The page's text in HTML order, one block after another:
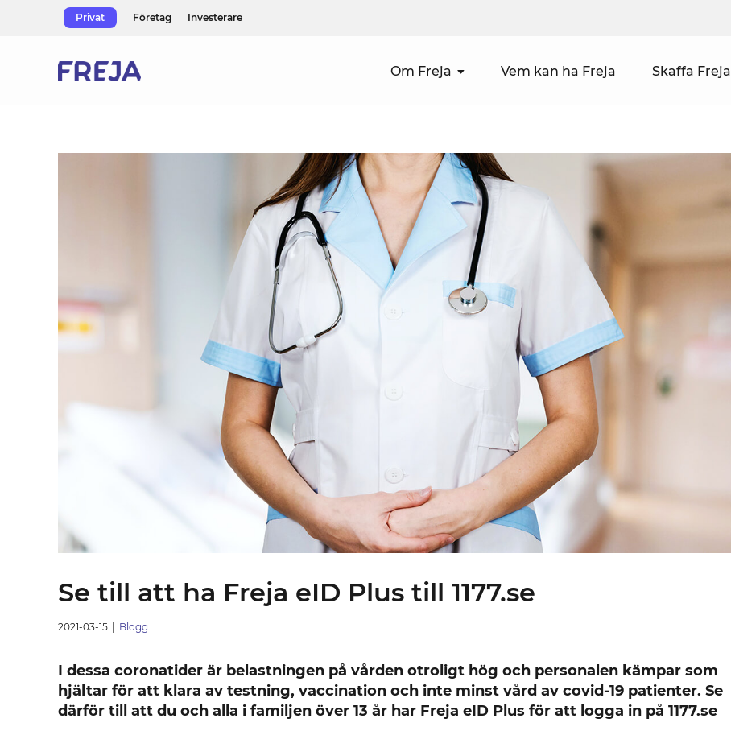
Privat Företag Investerare
Om Freja Vem kan ha Freja Skaffa Freja
Se till att ha Freja eID Plus till 1177.se
2021-03-15 Blogg
I dessa coronatider är belastningen på vården otroligt hög och personalen kämpar som
hjältar för att klara av testning, vaccination och inte minst vård av covid-19 patienter. Se
därför till att du och alla i familjen över 13 år har Freja eID Plus för att logga in på 1177.se